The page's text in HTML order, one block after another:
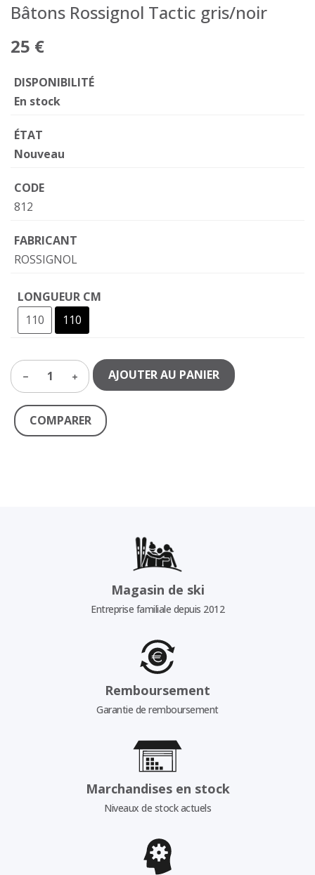
Bâtons Rossignol Tactic gris/noir
25 €
DISPONIBILITÉ
En stock
ÉTAT
Nouveau
CODE
812
FABRICANT
ROSSIGNOL
LONGUEUR CM
110
110
1 AJOUTER AU PANIER
COMPARER
Magasin de ski
Entreprise familiale depuis 2012
Remboursement
Garantie de remboursement
Marchandises en stock
Niveaux de stock actuels